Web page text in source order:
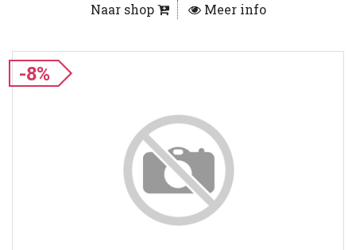
Naar shop Meer info
-8%